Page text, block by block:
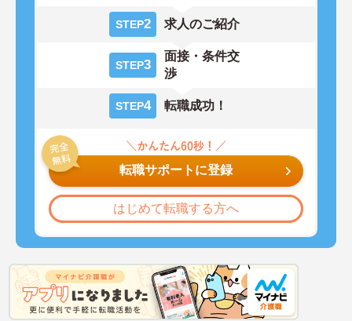
STEP2 求人のご紹介
STEP3
面接・条件交
渉
STEP4 転職成功！
転職サポートに登録
はじめて転職する方へ